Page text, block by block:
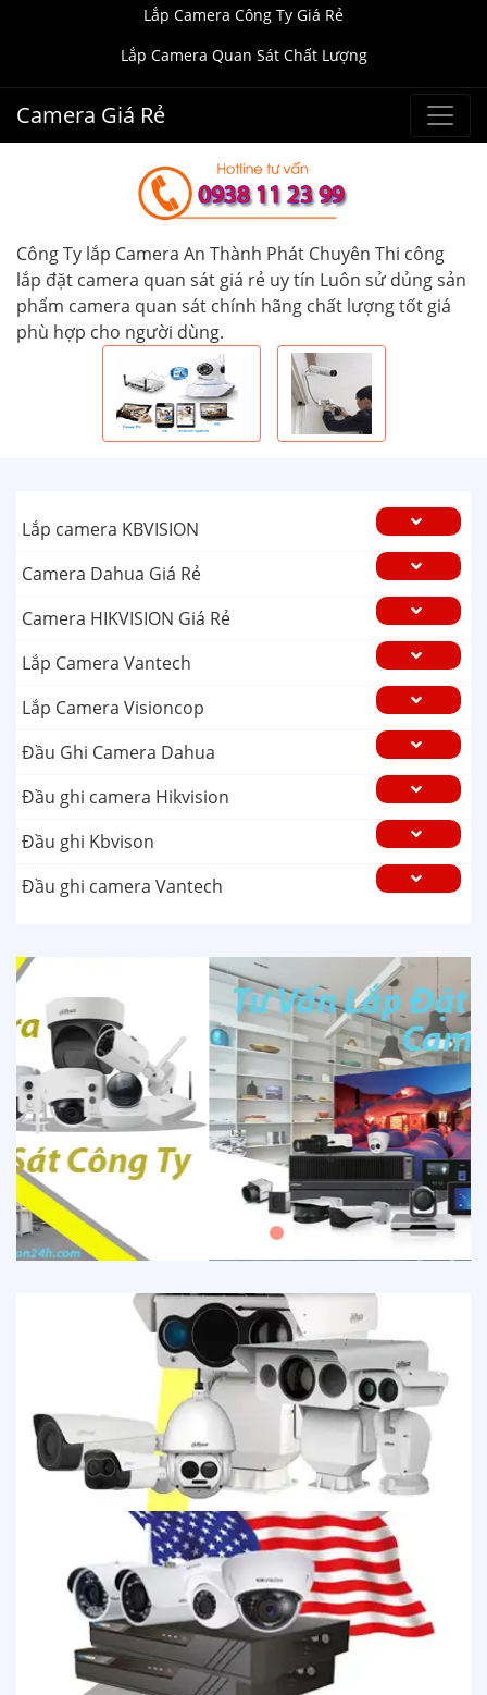
Lắp Camera Công Ty Giá Rẻ
Lắp Camera Quan Sát Chất Lượng
Camera Giá Rẻ
Công Ty lắp Camera An Thành Phát Chuyên Thi công
lắp đặt camera quan sát giá rẻ uy tín Luôn sử dủng sản
phẩm camera quan sát chính hãng chất lượng tốt giá
phù hợp cho người dùng.
Lắp camera KBVISION
Camera Dahua Giá Rẻ
Camera HIKVISION Giá Rẻ
Lắp Camera Vantech
Lắp Camera Visioncop
Đầu Ghi Camera Dahua
Đầu ghi camera Hikvision
Đầu ghi Kbvison
Đầu ghi camera Vantech